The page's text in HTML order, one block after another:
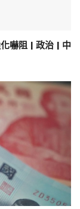
嚇阻 | 政治 | 中